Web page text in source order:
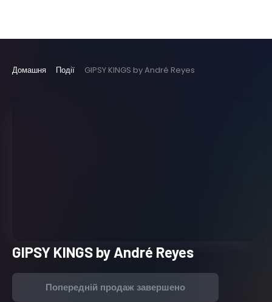
Домашня Події GIPSY KINGS by André Reyes
GIPSY KINGS by André Reyes
Попередній продаж завершено